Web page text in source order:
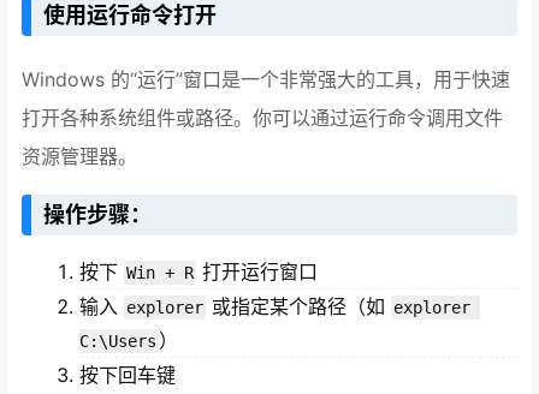
使用运行命令打开
Windows 的“运行”窗口是一个非常强大的工具，用于快速
打开各种系统组件或路径。你可以通过运行命令调用文件
资源管理器。
操作步骤：
按下 Win + R 打开运行窗口
输入
explorer 或指定某个路径（如 explorer
C:\Users ）
按下回车键